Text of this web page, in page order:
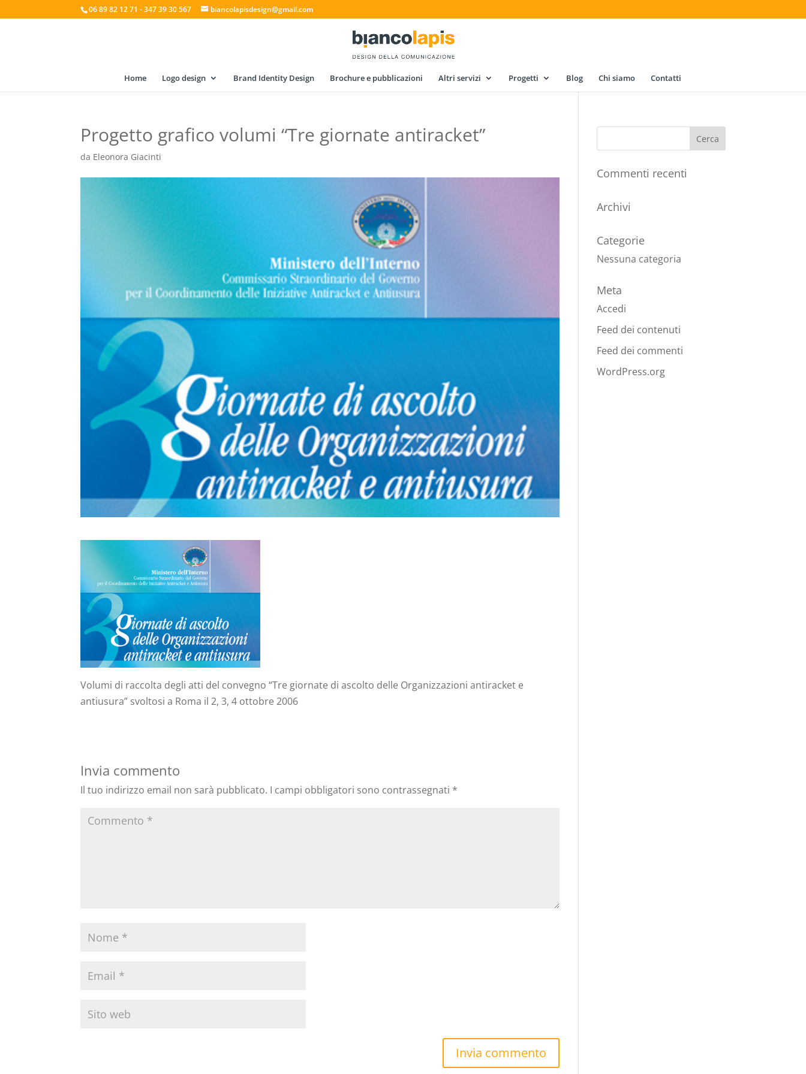
06 89 82 12 71 - 347 39 30 567 biancolapisdesign@gmail.com
Home Logo design Brand Identity Design Brochure e pubblicazioni Altri servizi Progetti Blog Chi siamo Contatti
Progetto grafico volumi “Tre giornate antiracket”
da Eleonora Giacinti
Volumi di raccolta degli atti del convegno “Tre giornate di ascolto delle Organizzazioni antiracket e
antiusura” svoltosi a Roma il 2, 3, 4 ottobre 2006
Invia commento
Il tuo indirizzo email non sarà pubblicato. I campi obbligatori sono contrassegnati *
Commenti recenti
Archivi
Categorie
Nessuna categoria
Meta
Accedi
Feed dei contenuti
Feed dei commenti
WordPress.org